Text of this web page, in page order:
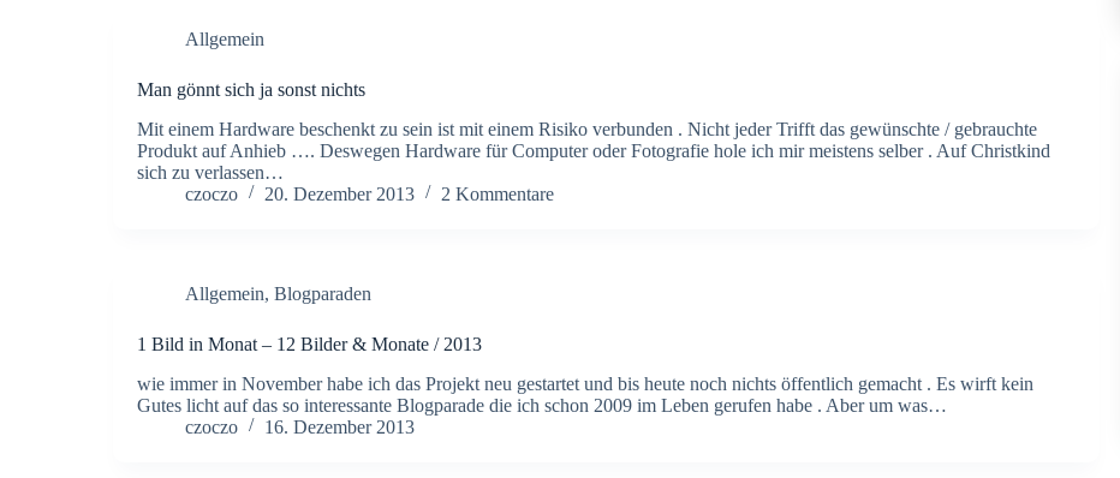
Allgemein
Man gönnt sich ja sonst nichts
Mit einem Hardware beschenkt zu sein ist mit einem Risiko verbunden . Nicht jeder Trifft das gewünschte / gebrauchte
Produkt auf Anhieb …. Deswegen Hardware für Computer oder Fotografie hole ich mir meistens selber . Auf Christkind
sich zu verlassen…
czoczo
20. Dezember 2013 2 Kommentare
Allgemein, Blogparaden
1 Bild in Monat – 12 Bilder & Monate / 2013
wie immer in November habe ich das Projekt neu gestartet und bis heute noch nichts öffentlich gemacht . Es wirft kein
Gutes licht auf das so interessante Blogparade die ich schon 2009 im Leben gerufen habe . Aber um was…
czoczo
16. Dezember 2013